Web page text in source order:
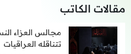
مقالات الكاتب
مجالس العزاء
تتناقله العراقيات